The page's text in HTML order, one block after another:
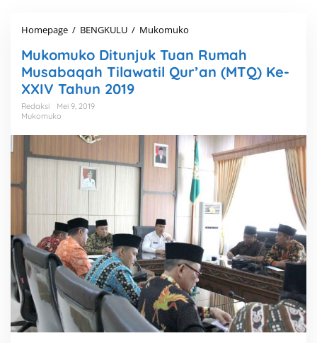
Homepage / BENGKULU / Mukomuko
k
o
m
u
n
j
u
k
T
u
a
n
R
u
m
a
h
Mukomuko Ditunjuk Tuan Rumah
Musabaqah Tilawatil Qur’an (MTQ) Ke-
XXIV Tahun 2019
Redaksi
Mei 9, 2019
Mukomuko